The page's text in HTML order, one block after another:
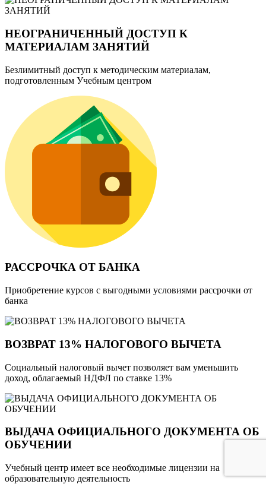
НЕОГРАНИЧЕННЫЙ ДОСТУП К
МАТЕРИАЛАМ ЗАНЯТИЙ
Безлимитный доступ к методическим материалам,
подготовленным Учебным центром
РАССРОЧКА ОТ БАНКА
Приобретение курсов с выгодными условиями рассрочки от
банка
ВОЗВРАТ 13% НАЛОГОВОГО ВЫЧЕТА
Социальный налоговый вычет позволяет вам уменьшить
доход, облагаемый НДФЛ по ставке 13%
ВЫДАЧА ОФИЦИАЛЬНОГО ДОКУМЕНТА ОБ
ОБУЧЕНИИ
Учебный центр имеет все необходимые лицензии на
образовательную деятельность